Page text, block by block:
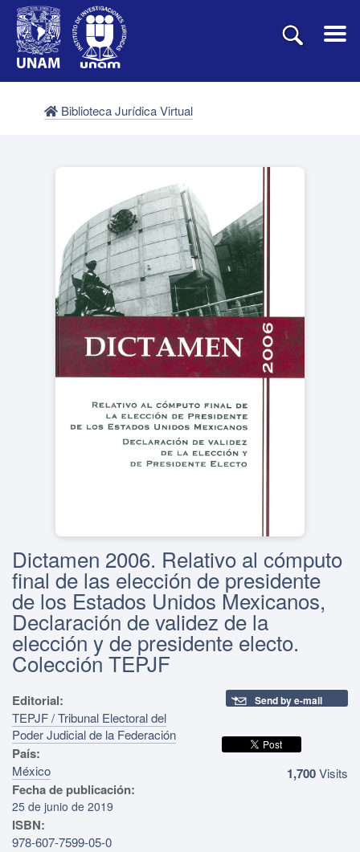
Biblioteca Jurídica Virtual
Dictamen 2006. Relativo al cómputo
final de las elección de presidente
de los Estados Unidos Mexicanos,
Declaración de validez de la
elección y de presidente electo.
Colección TEPJF
Editorial:
TEPJF / Tribunal Electoral del
Poder Judicial de la Federación
País:
México
Fecha de publicación:
25 de junio de 2019
ISBN:
978-607-7599-05-0
Send by e-mail
1,700Visits